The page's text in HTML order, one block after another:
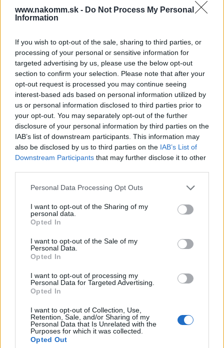
www.nakomm.sk - Do Not Process My Personal
Information
If you wish to opt-out of the sale, sharing to third parties, or
processing of your personal or sensitive information for
targeted advertising by us, please use the below opt-out
section to confirm your selection. Please note that after your
opt-out request is processed you may continue seeing
interest-based ads based on personal information utilized by
us or personal information disclosed to third parties prior to
your opt-out. You may separately opt-out of the further
disclosure of your personal information by third parties on the
IAB’s list of downstream participants. This information may
also be disclosed by us to third parties on the IAB’s List of
Downstream Participants that may further disclose it to other
Personal Data Processing Opt Outs
I want to opt-out of the Sharing of my
personal data.
Opted In
I want to opt-out of the Sale of my
Personal Data.
Opted In
I want to opt-out of processing my
Personal Data for Targeted Advertising.
Opted In
I want to opt-out of Collection, Use,
Retention, Sale, and/or Sharing of my
Personal Data that Is Unrelated with the
Purposes for which it was collected.
Opted Out
Súbory na stiahnutie
Jota-Tulip.pdf
Prečo si vybrať tento produkt?
Knop Jota.
Parametre
SKU: D-35002
Farba:
Obsah balenia: 1x úchytka, 1x skrutka
Rozteč:
Typ úchytky: Moderné
Recenzie produktu
Pre tento produkt neboli pridané žiadne recenzie.